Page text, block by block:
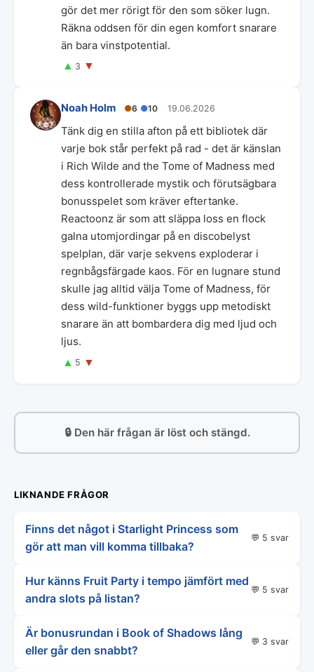
gör det mer rörigt för den som söker lugn.
Räkna oddsen för din egen komfort snarare
än bara vinstpotential.
▲ 3 ▼
Noah Holm ●6 ●10 19.06.2026
Tänk dig en stilla afton på ett bibliotek där
varje bok står perfekt på rad - det är känslan
i Rich Wilde and the Tome of Madness med
dess kontrollerade mystik och förutsägbara
bonusspelet som kräver eftertanke.
Reactoonz är som att släppa loss en flock
galna utomjordingar på en discobelyst
spelplan, där varje sekvens exploderar i
regnbågsfärgade kaos. För en lugnare stund
skulle jag alltid välja Tome of Madness, för
dess wild-funktioner byggs upp metodiskt
snarare än att bombardera dig med ljud och
ljus.
▲ 5 ▼
🔒 Den här frågan är löst och stängd.
LIKNANDE FRÅGOR
Finns det något i Starlight Princess som
gör att man vill komma tillbaka?
💬 5 svar
Hur känns Fruit Party i tempo jämfört med
andra slots på listan?
💬 5 svar
Är bonusrundan i Book of Shadows lång
eller går den snabbt?
💬 3 svar